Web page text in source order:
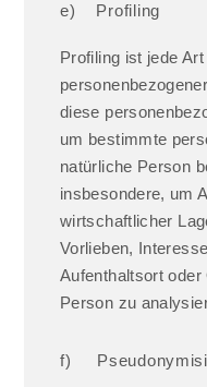
e) Profiling
Profiling ist jede
diese
um bestimmte
natürliche Person
insbesondere, um
wirtschaftlicher
Vorlieben,
Aufenthaltsort
Person zu
f)